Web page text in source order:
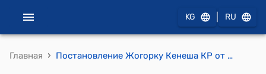
KG RU
Главная › Постановление Жогорку Кенеша КР от 19 сентября 2024 года № 2362-VII "О принятии Закона Кыргызской Республики "О внесении изменений в некоторые законодательные акты Кыргызской Республики (в законы Кыргызской Республики "О выборах депутатов местных кенешей", "О статусе депутатов местных кенешей")"